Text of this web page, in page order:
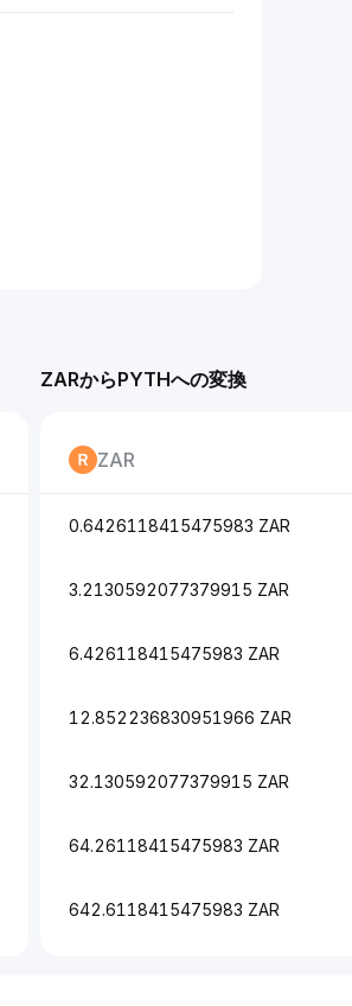
ZARからPYTHへの変換
ZAR
0.6426118415475983 ZAR
3.2130592077379915 ZAR
6.426118415475983 ZAR
12.852236830951966 ZAR
32.130592077379915 ZAR
64.26118415475983 ZAR
642.6118415475983 ZAR